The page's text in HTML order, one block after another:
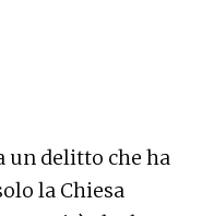
un delitto che ha
la Chiesa